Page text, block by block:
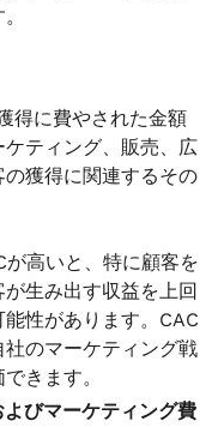
得に費やされた金額
ティング、販売、広
獲得に関連するその
が高いと、特に顧客を
生み出す収益を上回
性があります。CAC
のマーケティング戦
きます。
びマーケティング費